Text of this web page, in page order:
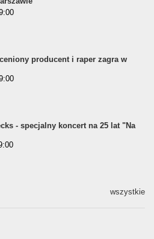
producent i raper zagra w
- specjalny koncert na 25 lat "Na
wszystkie